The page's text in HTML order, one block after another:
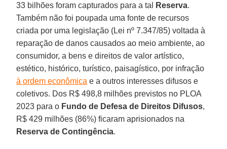
33 bilhões foram capturados para a tal
Reserva.
Também não foi poupada uma fonte de recursos
criada por uma legislação (Lei nº 7.347/85) voltada à
reparação de danos causados ao meio ambiente, ao
consumidor, a bens e direitos de valor artístico,
estético, histórico, turístico, paisagístico, por infração
à ordem econômica e a outros interesses difusos e
coletivos. Dos R$ 498,8 milhões previstos no PLOA
2023 para o Fundo de Defesa de Direitos Difusos,
R$ 429 milhões (86%) ficaram aprisionados na
Reserva de Contingência.